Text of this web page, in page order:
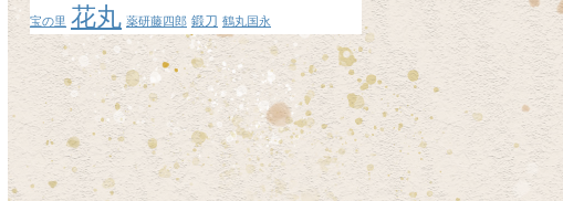
宝の里 花丸 薬研藤四郎 鍛刀 鶴丸国永